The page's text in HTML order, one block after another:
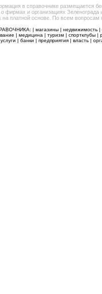
в справочнике размещается
фирмах и организациях Зеленограда
на платной основе. По всем вопросам
| магазины недвижимость
медицина туризм спортклубы
услуги банки предприятия власть